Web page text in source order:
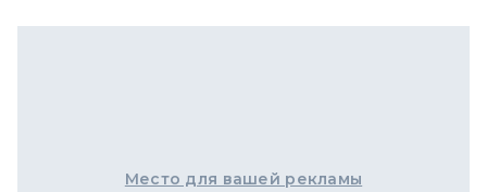
Место для вашей рекламы